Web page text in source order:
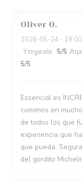
Oliver O
2026-05-24 -
Υπηρεσία : 5/5
5/5
Essencial es
comimos en
de todos los que
experiencia que
que pueda.
del gordito